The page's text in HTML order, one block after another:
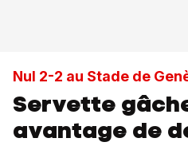
Nul 2-2 au Stade de
Servette
avantage de